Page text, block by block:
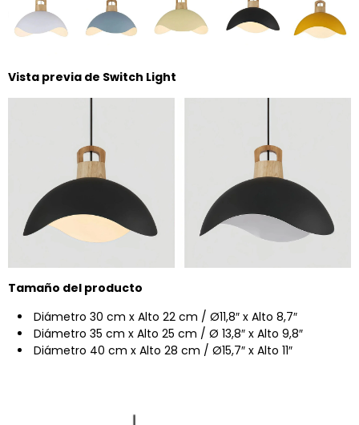
Vista previa de Switch Light
Tamaño del producto
Diámetro 30 cm x Alto 22 cm / Ø11,8″ x Alto 8,7″
Diámetro 35 cm x Alto 25 cm / Ø 13,8″ x Alto 9,8″
Diámetro 40 cm x Alto 28 cm / Ø15,7″ x Alto 11″